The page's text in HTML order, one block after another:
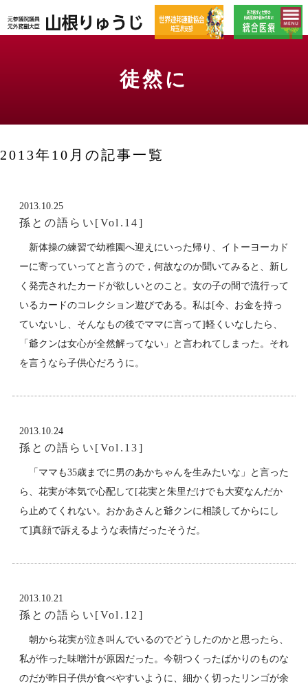
徒然に
2013年10月の記事一覧
2013.10.25
孫との語らい[Vol.14]
新体操の練習で幼稚園へ迎えにいった帰り、イトーヨーカド
ーに寄っていってと言うので，何故なのか聞いてみると、新し
く発売されたカードが欲しいとのこと。女の子の間で流行って
いるカードのコレクション遊びである。私は[今、お金を持っ
ていないし、そんなもの後でママに言って]軽くいなしたら、
「爺クンは女心が全然解ってない」と言われてしまった。それ
を言うなら子供心だろうに。
2013.10.24
孫との語らい[Vol.13]
「ママも35歳までに男のあかちゃんを生みたいな」と言った
ら、花実が本気で心配して[花実と朱里だけでも大変なんだか
ら止めてくれない。おかあさんと爺クンに相談してからにし
て]真顔で訴えるような表情だったそうだ。
2013.10.21
孫との語らい[Vol.12]
朝から花実が泣き叫んでいるのでどうしたのかと思ったら、
私が作った味噌汁が原因だった。今朝つくったばかりのものな
のだが昨日子供が食べやすいように、細かく切ったリンゴが余